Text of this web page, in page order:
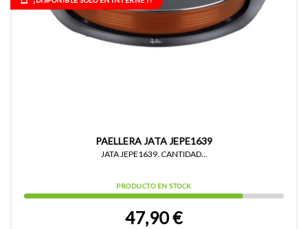
PAELLERA JATA JEPE1639
JATA JEPE1639. CANTIDAD...
PRODUCTO EN STOCK
47,90 €